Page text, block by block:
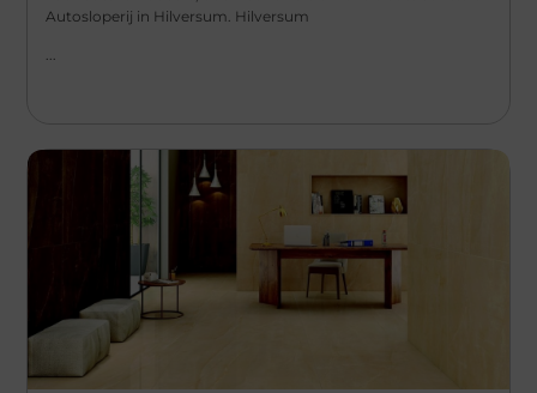
Autosloperij in Hilversum. Hilversum
...